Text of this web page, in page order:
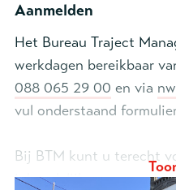
Aanmelden
Het Bureau Traject
werkdagen bereikbaar
088 065 29 00 en via
vul onderstaand
Bij BTM kunt u terecht
inhoudelijke vragen